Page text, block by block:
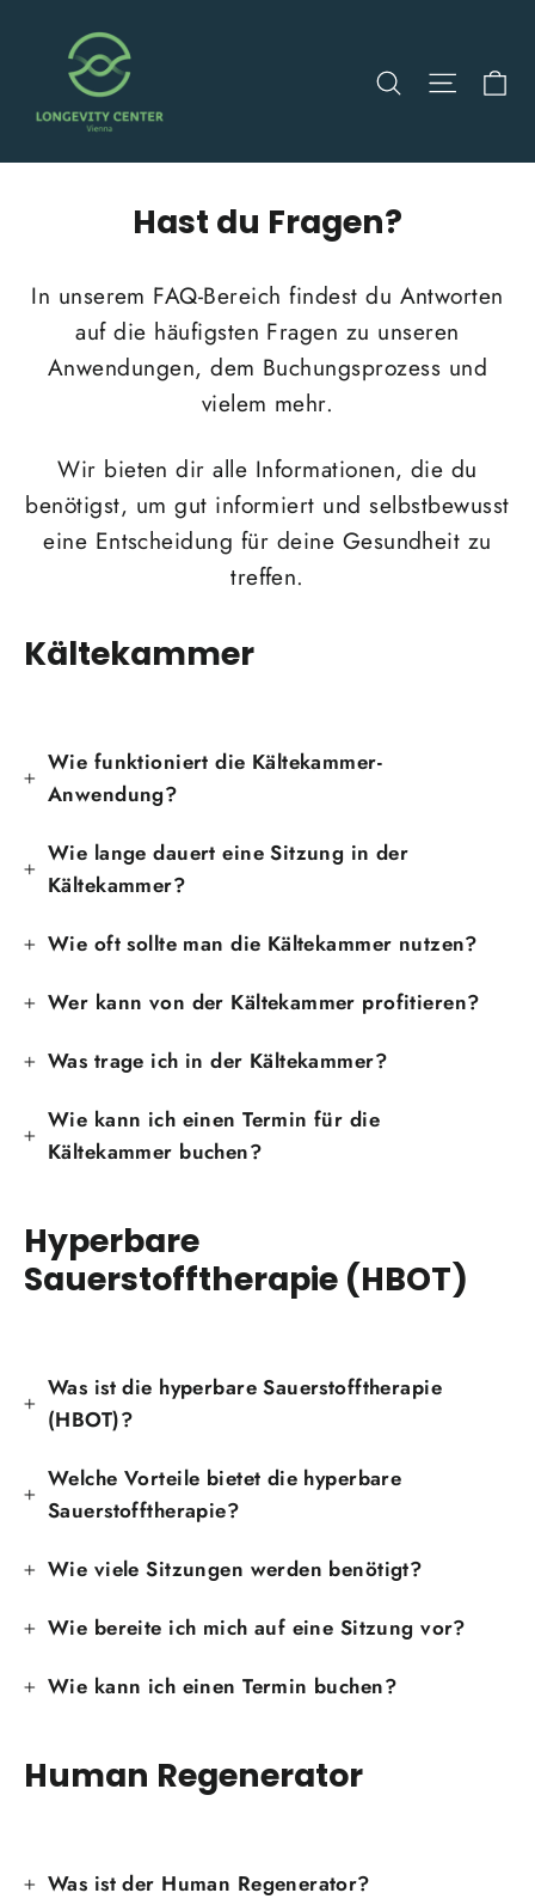
Suche
Hast du Fragen?
In unserem FAQ-Bereich findest du Antworten
auf die häufigsten Fragen zu unseren
Anwendungen, dem Buchungsprozess und
vielem mehr.
Wir bieten dir alle Informationen, die du
benötigst, um gut informiert und selbstbewusst
eine Entscheidung für deine Gesundheit zu
treffen.
Kältekammer
Wie funktioniert die Kältekammer-
Anwendung?
Wie lange dauert eine Sitzung in der
Kältekammer?
Wie oft sollte man die Kältekammer nutzen?
Wer kann von der Kältekammer profitieren?
Was trage ich in der Kältekammer?
Wie kann ich einen Termin für die
Kältekammer buchen?
Hyperbare
Sauerstofftherapie (HBOT)
Was ist die hyperbare Sauerstofftherapie
(HBOT)?
Welche Vorteile bietet die hyperbare
Sauerstofftherapie?
Wie viele Sitzungen werden benötigt?
Wie bereite ich mich auf eine Sitzung vor?
Wie kann ich einen Termin buchen?
Human Regenerator
Was ist der Human Regenerator?